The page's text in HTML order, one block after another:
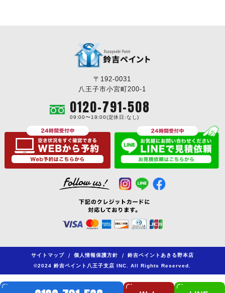
〒192-0031
八王子市小宮町200-1
0120-791-508
09:00〜19:00(定休日:なし)
サイトマップ / 個人情報保護方針 /
鈴吉ペイントあきる野本店
©2024 鈴吉ペイント八王子支店 INC. All Rights Reserved.